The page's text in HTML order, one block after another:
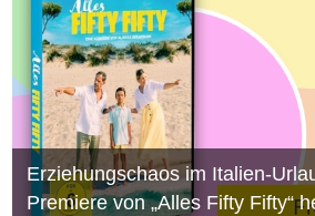
Erziehungschaos im Italien-
Premiere von „Alles Fifty Fifty“